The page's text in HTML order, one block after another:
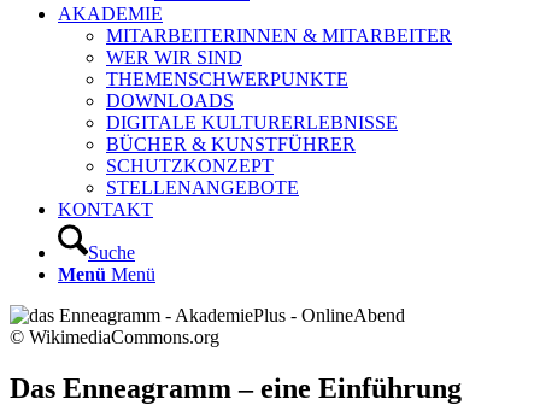
AKADEMIE
MITARBEITERINNEN & MITARBEITER
WER WIR SIND
THEMENSCHWERPUNKTE
DOWNLOADS
DIGITALE KULTURERLEBNISSE
BÜCHER & KUNSTFÜHRER
SCHUTZKONZEPT
STELLENANGEBOTE
KONTAKT
Suche
Menü Menü
© WikimediaCommons.org
Das Enneagramm – eine Einführung